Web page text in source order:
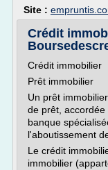
Site :
Crédit
Crédit immobilier
Prêt immobilier
Un prêt
de prêt,
banque
l'aboutissement
Le crédit
immobilier